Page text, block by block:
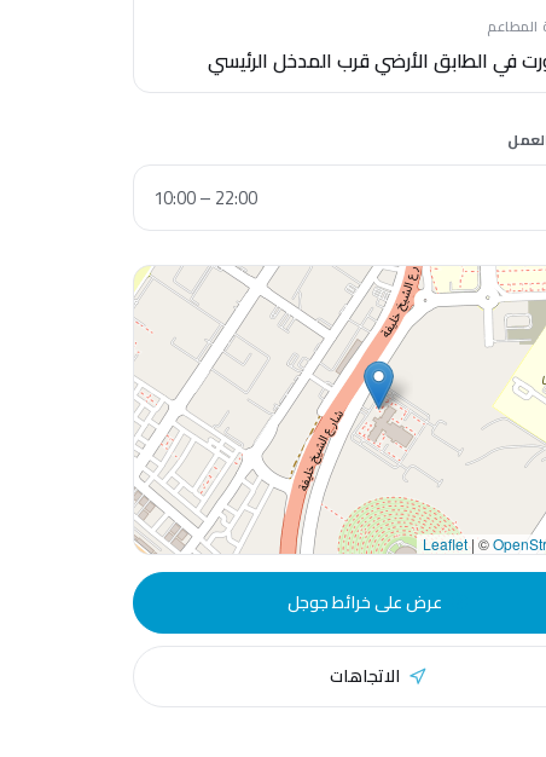
في الطابق الأرضي قرب المدخل الرئيسي
10:00 – 22:00
| ©
عرض على خرائط جوجل
الاتجاهات